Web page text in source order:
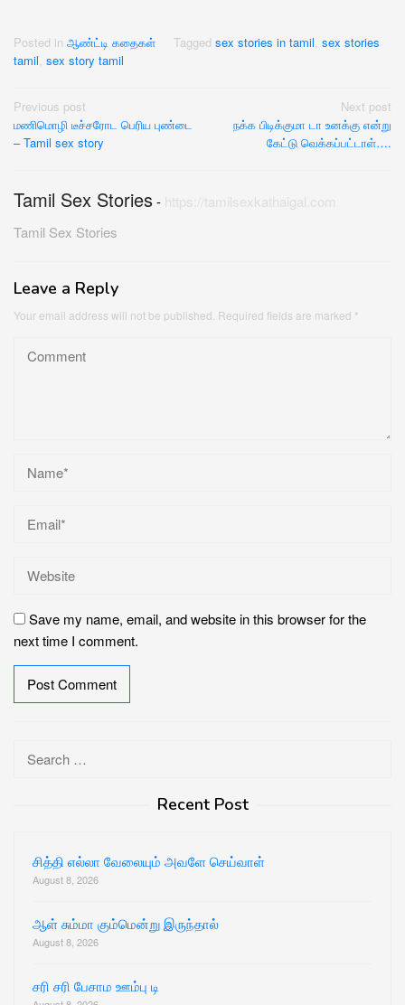
Posted in ஆண்ட்டி கதைகள் Tagged sex stories in tamil, sex stories
tamil, sex story tamil
Post
navigation
Previous post
மணிமொழி டீச்சரோட பெரிய புண்டை
– Tamil sex story
Next post
நக்க பிடிக்குமா டா உனக்கு என்று
கேட்டு வெக்கப்பட்டாள்….
Tamil Sex Stories- https://tamilsexkathaigal.com
Tamil Sex Stories
Leave a Reply
Your email address will not be published. Required fields are marked *
Save my name, email, and website in this browser for the
next time I comment.
for:
Recent Post
சித்தி எல்லா வேலையும் அவளே செய்வாள்
August 8, 2026
ஆள் சும்மா கும்மென்று இருந்தால்
August 8, 2026
சரி சரி பேசாம ஊம்பு டி